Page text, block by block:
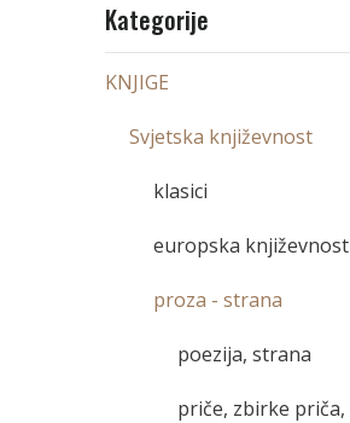
Kategorije
KNJIGE
Svjetska književnost
klasici
europska književnost
proza - strana
poezija, strana
priče, zbirke priča,